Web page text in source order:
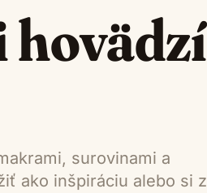
hovädzí
surovinami a
ako inšpiráciu alebo si z